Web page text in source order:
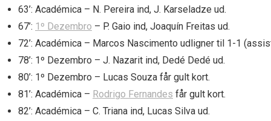
63’: Académica – N. Pereira ind, J. Karseladze ud.
67’: 1º Dezembro – P. Gaio ind, Joaquín Freitas ud.
72’: Académica – Marcos Nascimento udligner til 1-1
78’: 1º Dezembro – J. Nazarit ind, Dedé Dedé ud.
80’: 1º Dezembro – Lucas Souza får gult kort.
81’: Académica – Rodrigo Fernandes får gult kort.
82’: Académica – C. Triana ind, Lucas Silva ud.